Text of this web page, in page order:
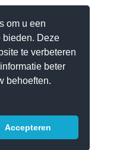
om u een
bieden. Deze
te verbeteren
beter
behoeften.
Accepteren